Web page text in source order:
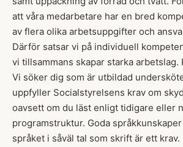
att våra medarbetare har en bred
av flera olika arbetsuppgifter och
Därför satsar vi på individuell
vi tillsammans skapar starka arbetslag.
Vi söker dig som är utbildad
uppfyller Socialstyrelsens krav om
oavsett om du läst enligt tidigare eller
programstruktur. Goda
språket i såväl tal som skrift är ett krav.